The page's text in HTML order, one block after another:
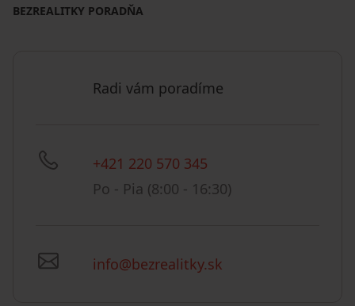
BEZREALITKY PORADŇA
Radi vám poradíme
+421 220 570 345
Po - Pia (8:00 - 16:30)
info@bezrealitky.sk